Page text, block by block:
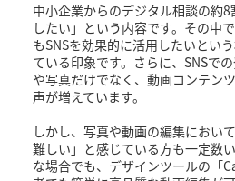
中小企業からのデジタル相談の約
したい」という内容です。その中
もSNSを効果的に活用したいとい
ている印象です。さらに、SNSで
や写真だけでなく、動画コンテン
声が増えています。
しかし、写真や動画の編集におい
難しい」と感じている方も一定数
な場合でも、デザインツールの「